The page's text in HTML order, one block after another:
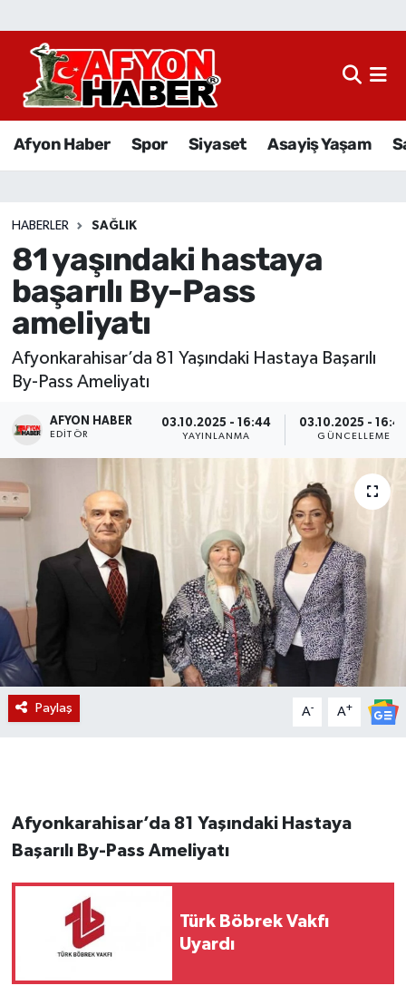
Afyon Haber Spor Siyaset Asayiş Yaşam
HABERLER SAĞLIK
81 yaşındaki hastaya
başarılı By-Pass
ameliyatı
Afyonkarahisar’da 81 Yaşındaki Hastaya Başarılı
By-Pass Ameliyatı
AFYON HABER
EDITÖR
03.10.2025 - 16:44
YAYINLANMA
03.10.2025 -
GÜNCELLEME
Paylaş A- A+
Afyonkarahisar’da 81 Yaşındaki Hastaya
Başarılı By-Pass Ameliyatı
Türk Böbrek Vakfı
Uyardı
Afyon Haber
Sağlık
Eğitim
Ekonomi
Magazin